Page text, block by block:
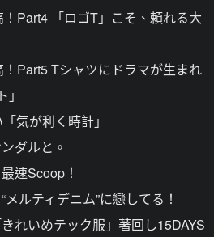
！Part4 「ロゴT」こそ、頼れる大
！Part5 Tシャツにドラマが生まれ
気が利く時計」
ダルと。
速Scoop！
ルティデニム”に戀してる！
れいめテック服」著回し15DAYS